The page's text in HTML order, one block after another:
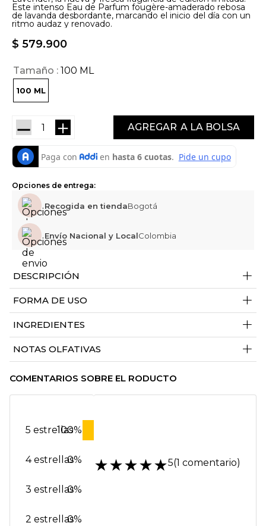
Este intenso Eau de Parfum fougère-amaderado rebosa
de lavanda desbordante, marcando el inicio del día con un
ritmo audaz y renovado.
$ 579.900
Tamaño 100 ML
100 ML
＋
－ AGREGAR
Opciones de entrega:
Recogida en tiendaBogotá
Envío Nacional y LocalColombia
DESCRIPCIÓN +
FORMA DE USO +
INGREDIENTES +
NOTAS OLFATIVAS +
COMENTARIOS SOBRE EL RODUCTO
★★★★★5(1 comentario)
5 estrellas
100%
4 estrellas0%
3 estrellas0%
2 estrellas0%